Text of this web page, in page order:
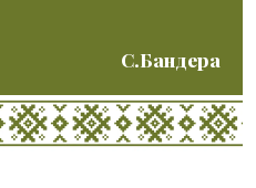
С.Бандера